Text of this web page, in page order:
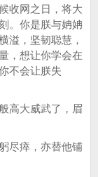
收网之日，将大
。你是朕与姌姌
溢，坚韧聪慧，
，想让你学会在
不会让朕失
高大威武了，眉
尽瘁，亦替他铺